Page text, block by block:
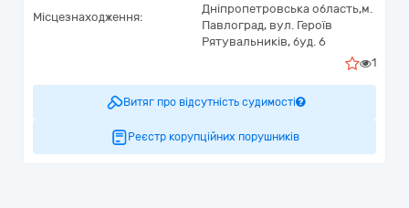
Місцезнаходження:
Дніпропетровська область,м.
Павлоград, вул. Героїв
Рятувальників, буд. 6
1
Витяг про відсутність судимості
Реєстр корупційних порушників